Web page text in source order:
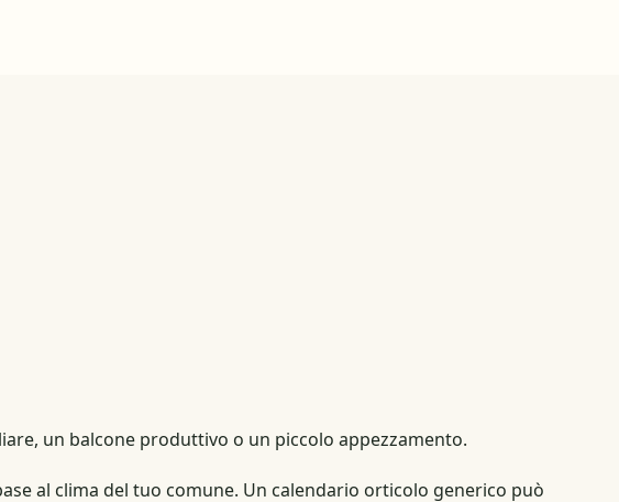
un balcone produttivo o un piccolo appezzamento.
al clima del tuo comune. Un calendario orticolo generico può